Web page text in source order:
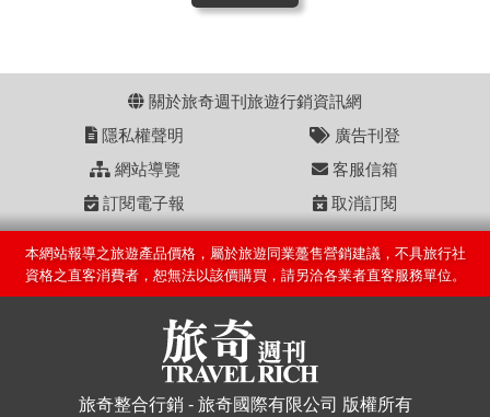
關於旅奇週刊旅遊行銷資訊網
隱私權聲明
廣告刊登
網站導覽
客服信箱
訂閱電子報
取消訂閱
本網站報導之旅遊產品價格，屬於旅遊同業躉售營銷建議，不具旅行社
資格之直客消費者，恕無法以該價購買，請另洽各業者直客服務單位。
旅奇整合行銷 - 旅奇國際有限公司 版權所有